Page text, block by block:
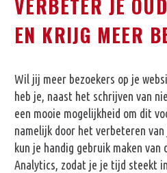
VERBETER JE
EN KRIJG MEER
Wil jij meer bezoekers op je
heb je, naast het schrijven van
een mooie mogelijkheid om dit
namelijk door het verbeteren
kun je handig gebruik maken
Analytics, zodat je je tijd steekt